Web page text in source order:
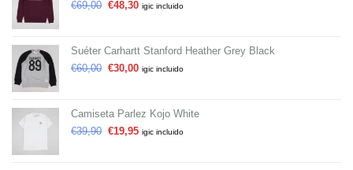
€69,00 €48,30 igic incluido
Suéter Carhartt Stanford Heather Grey Black
€60,00 €30,00 igic incluido
Camiseta Parlez Kojo White
€39,90 €19,95 igic incluido